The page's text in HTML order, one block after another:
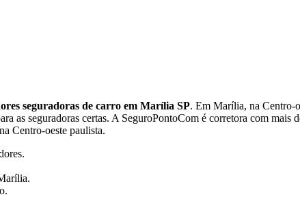
seguradoras de carro em Marília SP. Em Marília, na Centro-
as seguradoras certas. A SeguroPontoCom é corretora com mais
Centro-oeste paulista.